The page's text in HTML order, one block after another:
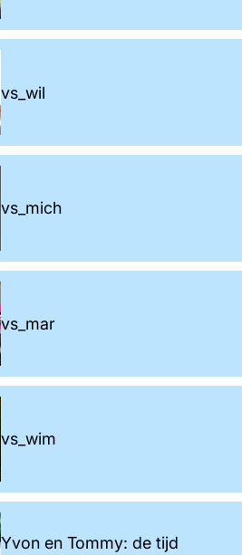
vs_wil
vs_mich
vs_mar
vs_wim
Yvon en Tommy: de tijd